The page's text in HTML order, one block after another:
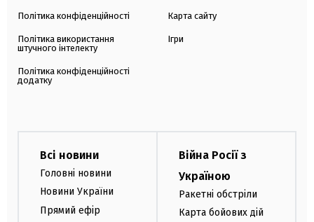
Політика конфіденційності
Політика використання
штучного інтелекту
Політика конфіденційності
додатку
Карта сайту
Ігри
Всі новини
Головні новини
Новини України
Прямий ефір
Війна Росії з
Україною
Ракетні обстріли
Карта бойових дій